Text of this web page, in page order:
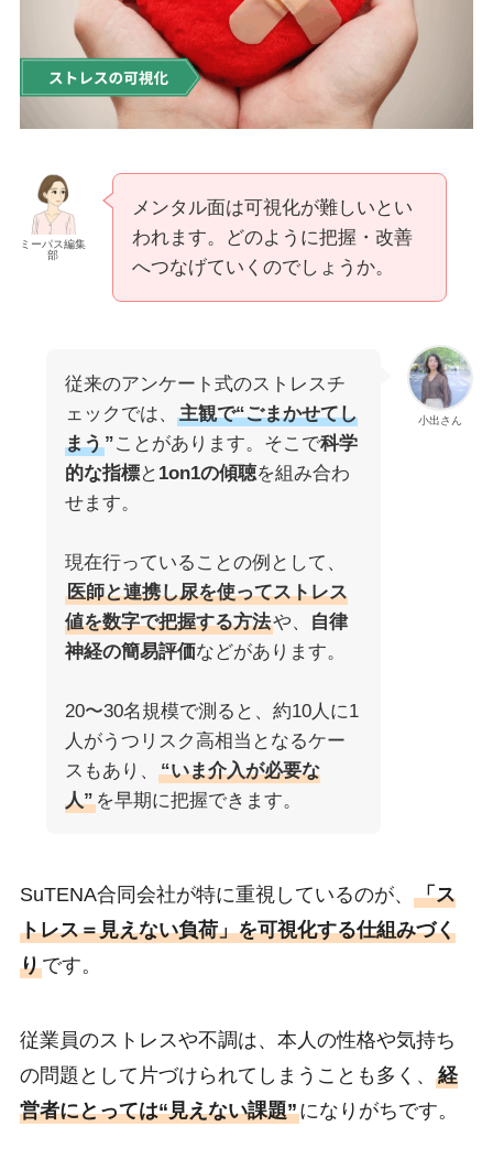
ミーパス編集
部
メンタル面は可視化が難しいとい
われます。どのように把握・改善
へつなげていくのでしょうか。
小出さん
従来のアンケート式のストレスチ
ェックでは、
主観で“ごまかせてし
まう”ことがあります。そこで科学
的な指標と 1on1の傾聴を組み合わ
せます。
現在行っていることの例として、
医師と連携し尿を使ってストレス
値を数字で把握する方法や、
自律
神経の簡易評価などがあります。
20〜30名規模で測ると、約10人に1
人がうつリスク高相当となるケー
スもあり、
“いま介入が必要な
人”を早期に把握できます。
SuTENA合同会社が特に重視しているのが、 「ス
トレス＝見えない負荷」を可視化する仕組みづく
りです。
従業員のストレスや不調は、本人の性格や気持ち
の問題として片づけられてしまうことも多く、 経
営者にとっては“見えない課題”になりがちです。